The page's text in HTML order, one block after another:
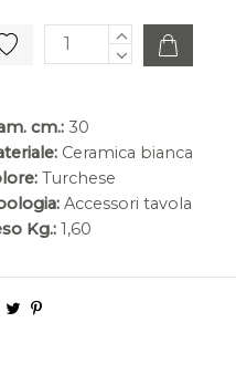
cm.: 30
Ceramica bianca
Turchese
Accessori tavola
Kg.: 1,60